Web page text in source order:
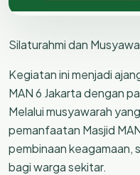
Silaturahmi dan
Kegiatan ini menjadi
MAN 6 Jakarta dengan
Melalui musyawarah
pemanfaatan Masjid
pembinaan keagamaan,
bagi warga sekitar.